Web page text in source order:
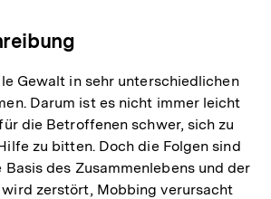
Gewalt in sehr unterschiedlichen
Darum ist es nicht immer leicht
die Betroffenen schwer, sich zu
zu bitten. Doch die Folgen sind
des Zusammenlebens und der
zerstört, Mobbing verursacht